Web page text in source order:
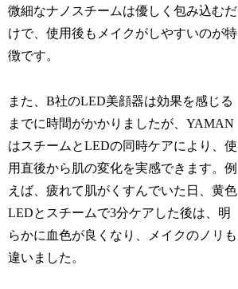
微細なナノスチームは優しく包み込むだ
けで、使用後もメイクがしやすいのが特
徴です。
また、B社のLED美顔器は効果を感じる
までに時間がかかりましたが、YAMAN
はスチームとLEDの同時ケアにより、使
用直後から肌の変化を実感できます。例
えば、疲れて肌がくすんでいた日、黄色
LEDとスチームで3分ケアした後は、明
らかに血色が良くなり、メイクのノリも
違いました。